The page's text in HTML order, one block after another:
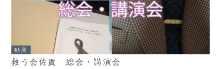
勧興
救う会佐賀 総会・講演会